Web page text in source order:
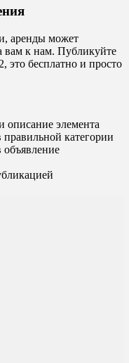
аренды может
вам к нам. Публикуйте
бесплатно и просто
описание элемента
категории